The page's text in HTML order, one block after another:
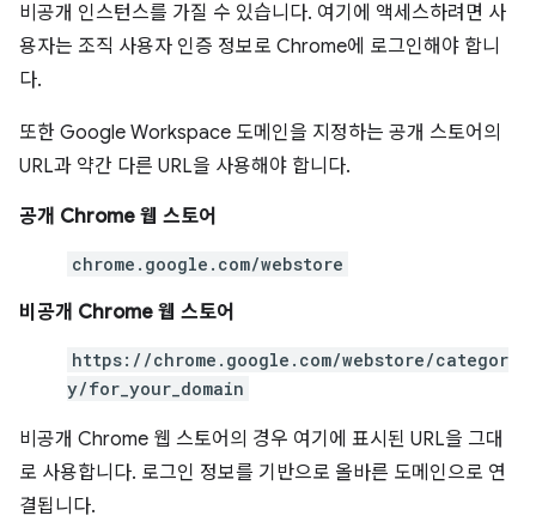
비공개 인스턴스를 가질 수 있습니다. 여기에 액세스하려면 사
용자는 조직 사용자 인증 정보로 Chrome에 로그인해야 합니
다.
또한 Google Workspace 도메인을 지정하는 공개 스토어의
URL과 약간 다른 URL을 사용해야 합니다.
공개 Chrome 웹 스토어
chrome.google.com/webstore
비공개 Chrome 웹 스토어
https://chrome.google.com/webstore/categor
y/for_your_domain
비공개 Chrome 웹 스토어의 경우 여기에 표시된 URL을 그대
로 사용합니다. 로그인 정보를 기반으로 올바른 도메인으로 연
결됩니다.